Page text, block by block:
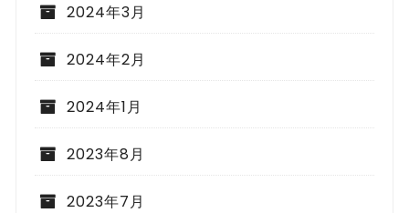
2024年3月
2024年2月
2024年1月
2023年8月
2023年7月